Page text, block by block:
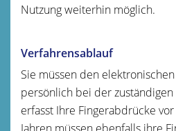
Nutzung weiterhin möglich.
Verfahrensablauf
Sie müssen den
persönlich bei der
erfasst Ihre Fingerabdrücke